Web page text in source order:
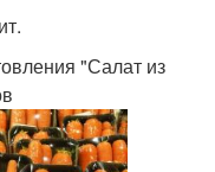
"Салат из